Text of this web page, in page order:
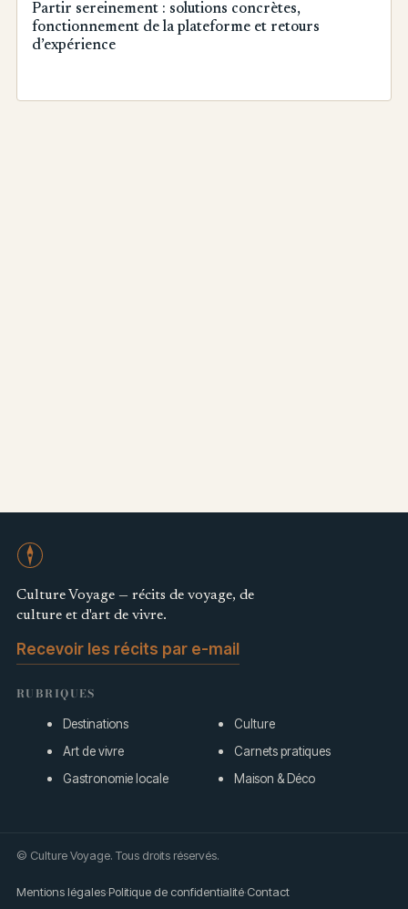
Partir sereinement : solutions concrètes,
fonctionnement de la plateforme et retours
d’expérience
Culture Voyage — récits de voyage, de
culture et d'art de vivre.
Recevoir les récits par e-mail
RUBRIQUES
Destinations
Culture
Art de vivre
Carnets pratiques
Gastronomie locale
Maison & Déco
© Culture Voyage. Tous droits réservés.
Mentions légales·Politique de confidentialité·Contact